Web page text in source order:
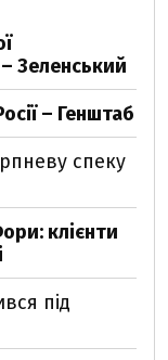
Зеленський
– Генштаб
спеку
клієнти
під